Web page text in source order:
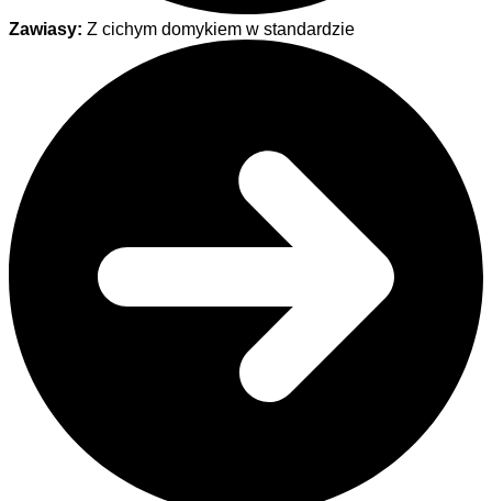
Zawiasy: Z cichym domykiem w standardzie